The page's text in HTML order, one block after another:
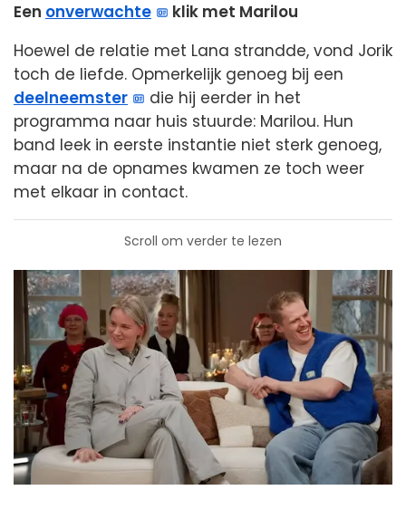
Een onverwachte
klik met Marilou
Hoewel de relatie met Lana strandde, vond Jorik
toch de liefde. Opmerkelijk genoeg bij een
deelneemster
die hij eerder in het
programma naar huis stuurde: Marilou. Hun
band leek in eerste instantie niet sterk genoeg,
maar na de opnames kwamen ze toch weer
met elkaar in contact.
Scroll om verder te lezen